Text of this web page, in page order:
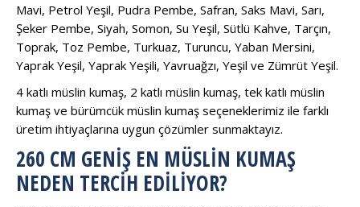
Mavi, Petrol Yeşil, Pudra Pembe, Safran, Saks Mavi, Sarı,
Şeker Pembe, Siyah, Somon, Su Yeşil, Sütlü Kahve, Tarçın,
Toprak, Toz Pembe, Turkuaz, Turuncu, Yaban Mersini,
Yaprak Yeşil, Yaprak Yeşili, Yavruağzı, Yeşil ve Zümrüt Yeşil.
4 katlı müslin kumaş, 2 katlı müslin kumaş, tek katlı müslin
kumaş ve bürümcük müslin kumaş seçeneklerimiz ile farklı
üretim ihtiyaçlarına uygun çözümler sunmaktayız.
260 CM GENIŞ EN MÜSLIN KUMAŞ
NEDEN TERCIH EDILIYOR?